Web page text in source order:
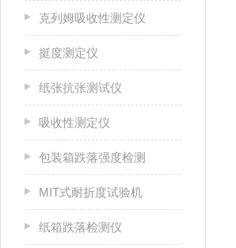
克列姆吸收性测定仪
挺度测定仪
纸张抗张测试仪
吸收性测定仪
包装箱跌落强度检测
MIT式耐折度试验机
纸箱跌落检测仪